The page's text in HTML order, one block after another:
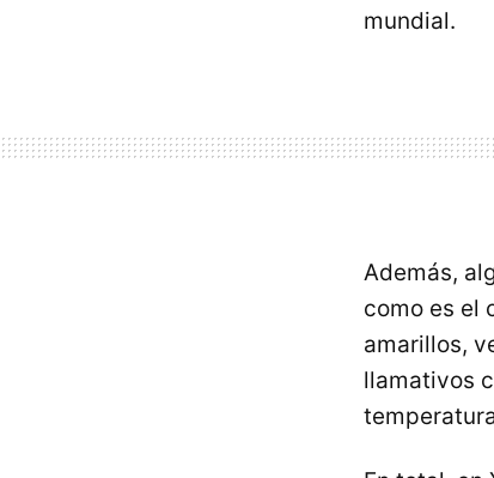
mundial.
Además,
como es el
amarillos,
llamativos